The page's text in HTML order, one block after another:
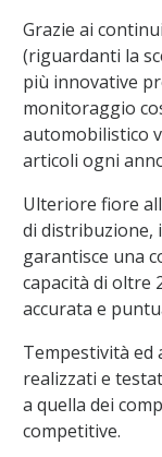
Grazie ai
(riguardanti la
più innovative
monitoraggio
automobilistico
articoli ogni
Ulteriore fiore
di distribuzione,
garantisce una
capacità di oltre
accurata e
Tempestività
realizzati e
a quella dei
competitive.